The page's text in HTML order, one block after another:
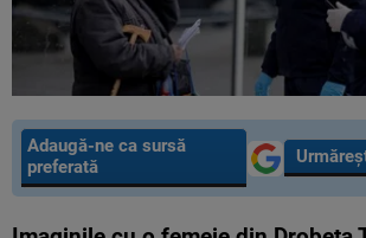
Adaugă-ne ca sursă
preferată